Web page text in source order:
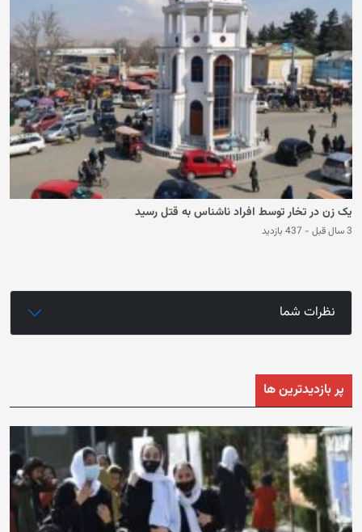
یک زن در تخار توسط افراد ناشناس به قتل رسید
3 سال قبل - 437 بازدید
نظرات شما
پر بازدیدترین ها